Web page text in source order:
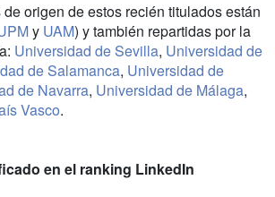
origen de estos recién titulados están
y UAM) y también repartidas por la
Universidad de Sevilla, Universidad de
de Salamanca, Universidad de
de Navarra, Universidad de Málaga,
Vasco.
en el ranking LinkedIn